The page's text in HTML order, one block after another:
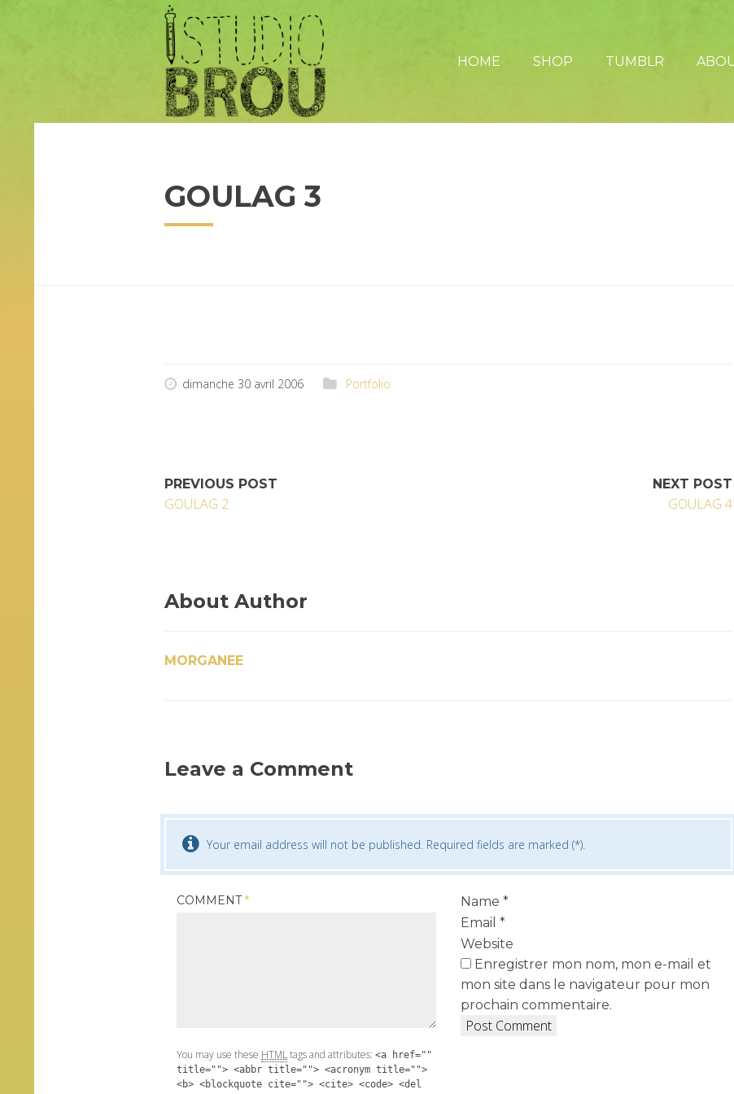
HOME SHOP TUMBLR
GOULAG 3
dimanche 30 avril 2006 Portfolio
PREVIOUS POST
GOULAG 2
NEXT POST
GOULAG 4
About Author
MORGANEE
Leave a Comment
Your email address will not be published. Required fields are marked (*).
COMMENT*
You may use these HTMLtags and attributes: <a href=""
title=""> <abbr title=""> <acronym title="">
<b> <blockquote cite=""> <cite> <code> <del
Name *
Email *
Website
Enregistrer mon nom, mon e-mail et
mon site dans le navigateur pour mon
prochain commentaire.